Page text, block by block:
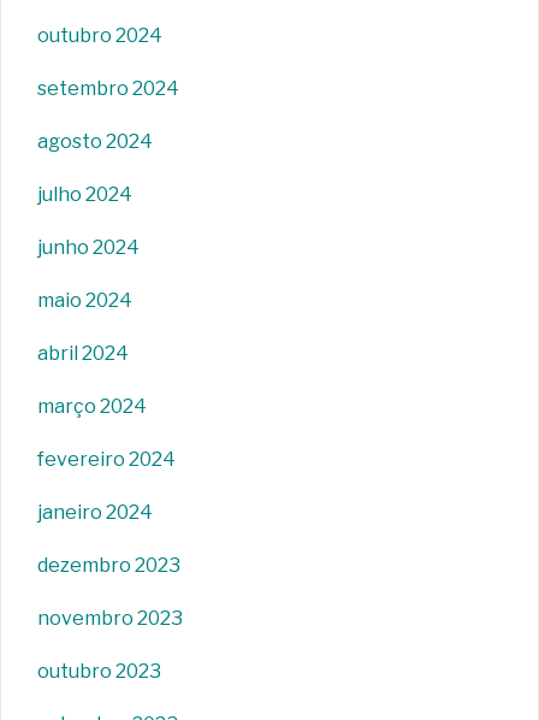
outubro 2024
setembro 2024
agosto 2024
julho 2024
junho 2024
maio 2024
abril 2024
março 2024
fevereiro 2024
janeiro 2024
dezembro 2023
novembro 2023
outubro 2023